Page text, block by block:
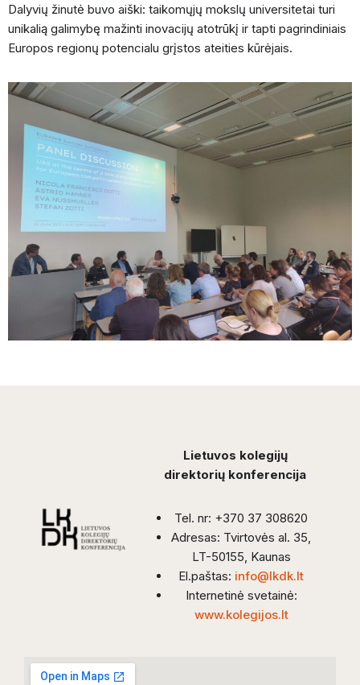
Dalyvių žinutė buvo aiški: taikomųjų mokslų universitetai turi
unikalią galimybę mažinti inovacijų atotrūkį ir tapti pagrindiniais
Europos regionų potencialu grįstos ateities kūrėjais.
Lietuvos kolegijų
direktorių konferencija
Tel. nr: +370 37 308620
Adresas: Tvirtovės al. 35,
LT-50155, Kaunas
El.paštas: info@lkdk.lt
Internetinė svetainė:
www.kolegijos.lt